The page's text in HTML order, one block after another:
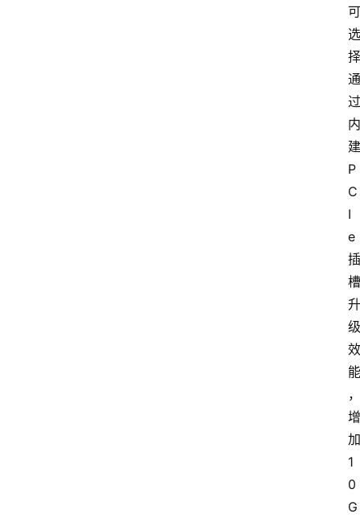
可
选
择
通
过
内
建
P
C
I
e
插
槽
升
级
效
能
，
增
加
1
0
G